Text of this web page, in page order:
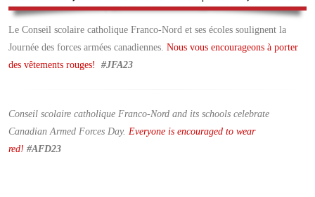
Le Conseil scolaire catholique Franco-Nord et ses écoles soulignent la
Journée des forces armées canadiennes. Nous vous encourageons à porter
des vêtements rouges!
#JFA23
Conseil scolaire catholique Franco-Nord and its schools celebrate
Canadian Armed Forces Day. Everyone is encouraged to wear
red! #AFD23